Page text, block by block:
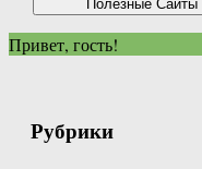
Привет, гость!
Рубрики